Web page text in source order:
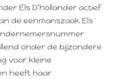
Els D’hollander actief
de eenmanszaak Els
onder de bijzondere
voor kleine
heeft haar